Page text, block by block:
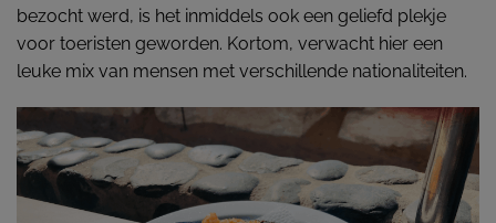
bezocht werd, is het inmiddels ook een geliefd plekje
voor toeristen geworden. Kortom, verwacht hier een
leuke mix van mensen met verschillende nationaliteiten.